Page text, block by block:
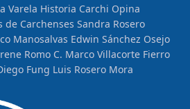
Varela Historia Carchi Opina
de Carchenses Sandra Rosero
Manosalvas Edwin Sánchez Osejo
Romo C. Marco Villacorte Fierro
Fung Luis Rosero Mora